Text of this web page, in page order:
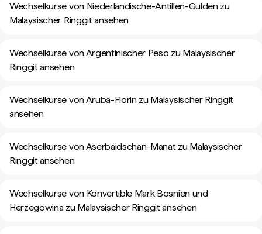
Wechselkurse von Niederländische-Antillen-Gulden zu
Malaysischer Ringgit ansehen
Wechselkurse von Argentinischer Peso zu Malaysischer
Ringgit ansehen
Wechselkurse von Aruba-Florin zu Malaysischer Ringgit
ansehen
Wechselkurse von Aserbaidschan-Manat zu Malaysischer
Ringgit ansehen
Wechselkurse von Konvertible Mark Bosnien und
Herzegowina zu Malaysischer Ringgit ansehen